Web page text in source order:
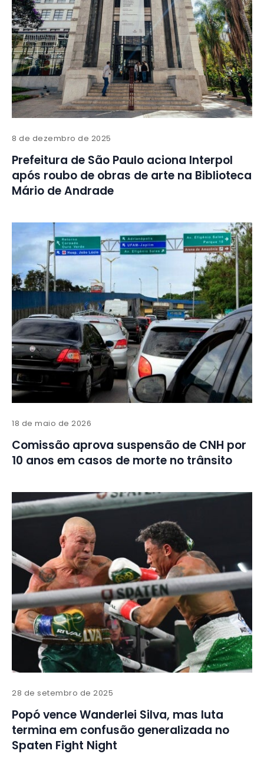
8 de dezembro de 2025
Prefeitura de São Paulo aciona Interpol
após roubo de obras de arte na Biblioteca
Mário de Andrade
18 de maio de 2026
Comissão aprova suspensão de CNH por
10 anos em casos de morte no trânsito
28 de setembro de 2025
Popó vence Wanderlei Silva, mas luta
termina em confusão generalizada no
Spaten Fight Night